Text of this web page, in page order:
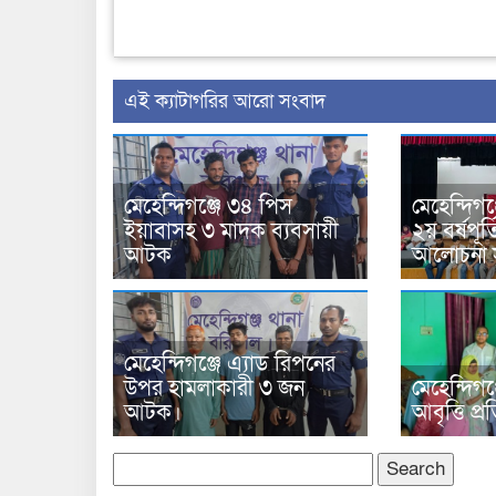
‍এই ক্যাটাগরির ‍আরো সংবাদ
মেহেন্দিগঞ্জে ৩৪ পিস
ইয়াবাসহ ৩ মাদক ব্যবসায়ী
আটক
২য়
আলোচনা
মেহেন্দিগঞ্জে এ্যাড রিপনের
উপর হামলাকারী ৩ জন
আটক।
আবৃত্তি
for: